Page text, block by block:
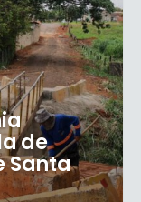
de
Santa